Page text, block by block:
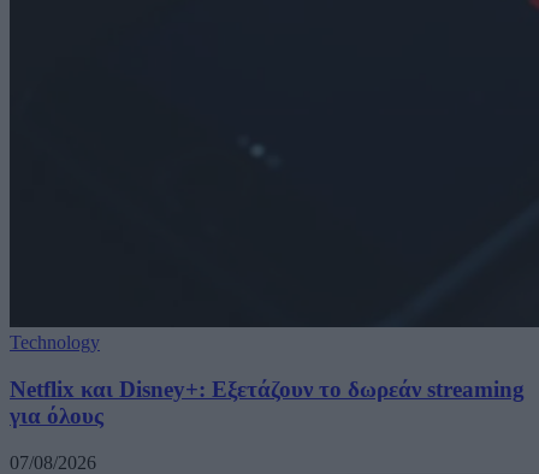
Technology
Netflix και Disney+: Εξετάζουν το δωρεάν streaming
για όλους
07/08/2026